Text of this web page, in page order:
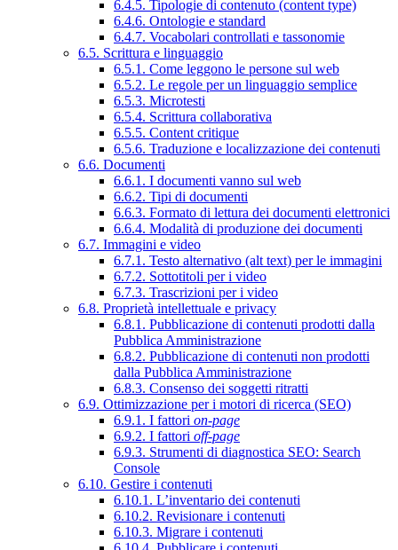
6.4.5. Tipologie di contenuto (content type)
6.4.6. Ontologie e standard
6.4.7. Vocabolari controllati e tassonomie
6.5. Scrittura e linguaggio
6.5.1. Come leggono le persone sul web
6.5.2. Le regole per un linguaggio semplice
6.5.3. Microtesti
6.5.4. Scrittura collaborativa
6.5.5. Content critique
6.5.6. Traduzione e localizzazione dei contenuti
6.6. Documenti
6.6.1. I documenti vanno sul web
6.6.2. Tipi di documenti
6.6.3. Formato di lettura dei documenti elettronici
6.6.4. Modalità di produzione dei documenti
6.7. Immagini e video
6.7.1. Testo alternativo (alt text) per le immagini
6.7.2. Sottotitoli per i video
6.7.3. Trascrizioni per i video
6.8. Proprietà intellettuale e privacy
6.8.1. Pubblicazione di contenuti prodotti dalla
Pubblica Amministrazione
6.8.2. Pubblicazione di contenuti non prodotti
dalla Pubblica Amministrazione
6.8.3. Consenso dei soggetti ritratti
6.9. Ottimizzazione per i motori di ricerca (SEO)
6.9.1. I fattori on-page
6.9.2. I fattori off-page
6.9.3. Strumenti di diagnostica SEO: Search
Console
6.10. Gestire i contenuti
6.10.1. L’inventario dei contenuti
6.10.2. Revisionare i contenuti
6.10.3. Migrare i contenuti